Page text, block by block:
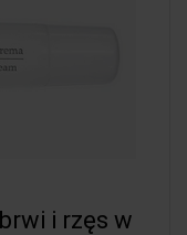
i rzęs w